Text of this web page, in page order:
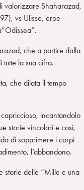
valorizzare Shaharazad,
vs Ulisse, eroe
che a partire dalla
la sua cifra.
che dilata il tempo
incantandolo
storie vincolari e così,
di sopprimere i corpi
l’abbandono.
storie delle “Mille e una